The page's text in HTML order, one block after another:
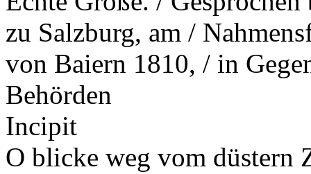
zu Salzburg, am /
von Baiern 1810, / in
Behörden
Incipit
O blicke weg vom düstern